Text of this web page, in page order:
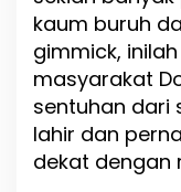
kaum buruh
gimmick,
masyarakat
sentuhan dari
lahir dan
dekat dengan